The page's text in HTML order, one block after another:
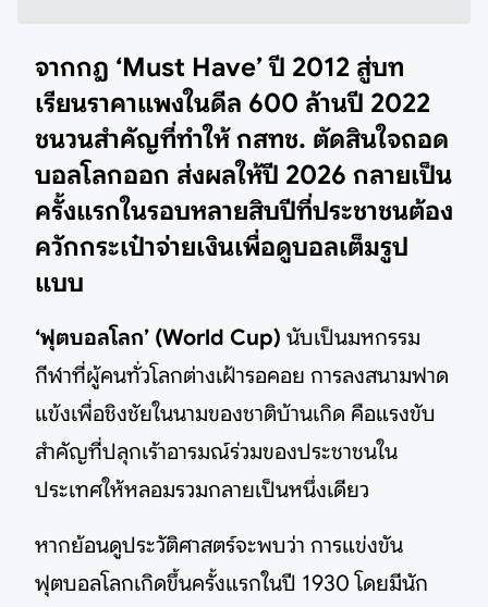
จากกฎ ‘Must Have’ ปี 2012 สู่บท
เรียนราคาแพงในดีล 600 ล้านปี 2022
ชนวนสำคัญที่ทำให้ กสทช. ตัดสินใจถอด
บอลโลกออก ส่งผลให้ปี 2026 กลายเป็น
ครั้งแรกในรอบหลายสิบปีที่ประชาชนต้อง
ควักกระเป๋าจ่ายเงินเพื่อดูบอลเต็มรูป
แบบ
‘ฟุตบอลโลก’ (World Cup) นับเป็นมหกรรม
กีฬาที่ผู้คนทั่วโลกต่างเฝ้ารอคอย การลงสนามฟาด
แข้งเพื่อชิงชัยในนามของชาติบ้านเกิด คือแรงขับ
สำคัญที่ปลุกเร้าอารมณ์ร่วมของประชาชนใน
ประเทศให้หลอมรวมกลายเป็นหนึ่งเดียว
หากย้อนดูประวัติศาสตร์จะพบว่า การแข่งขัน
ฟุตบอลโลกเกิดขึ้นครั้งแรกในปี 1930 โดยมีนัก